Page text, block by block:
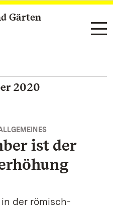
Gärten
2020
ist der
der römisch-